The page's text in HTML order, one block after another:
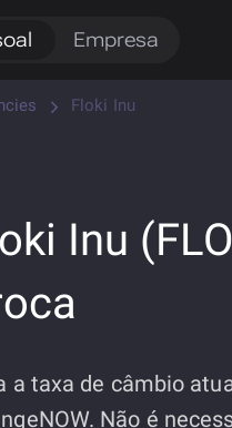
Empresa
Floki Inu
Inu
a taxa de câmbio
Não é